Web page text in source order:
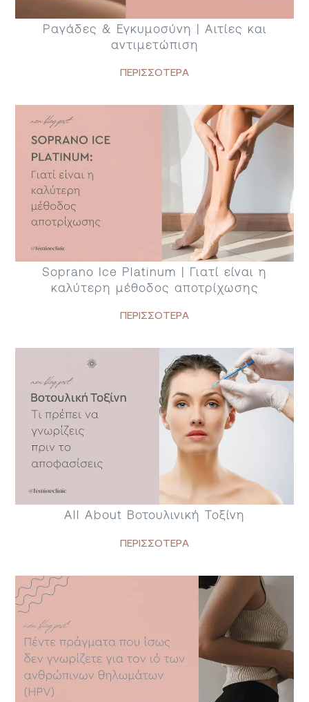
Ραγάδες & Εγκυμοσύνη | Αιτίες και
αντιμετώπιση
ΠΕΡΙΣΣΟΤΕΡΑ
Soprano Ice Platinum | Γιατί είναι η
καλύτερη μέθοδος αποτρίχωσης
ΠΕΡΙΣΣΟΤΕΡΑ
All About Βοτουλινική Τοξίνη
ΠΕΡΙΣΣΟΤΕΡΑ